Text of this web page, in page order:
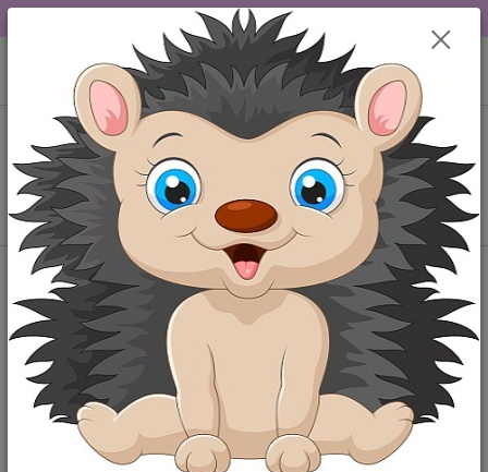
DOPRAVA OD 49,-Kč....VŠE SKLADEM.....
Menu
CZK
Hledat
+420 777259248
po-pá 6-18 hod
za 0,00 Kč
Úvod Originální body
Originální body s potiskem "Jsem zlatíčko, když
spinkám.." 50r
Originální body s potiskem "Jsem
zlatíčko, když spinkám.." 50r